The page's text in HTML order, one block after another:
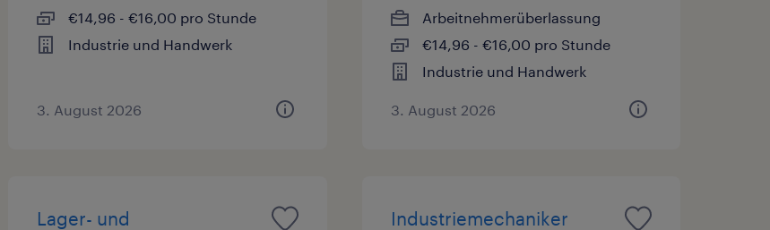
€14,96 - €16,00 pro Stunde
Industrie und Handwerk
3. August 2026
Arbeitnehmerüberlassung
€14,96 - €16,00 pro Stunde
Industrie und Handwerk
3. August 2026
Lager- und
Industriemechaniker